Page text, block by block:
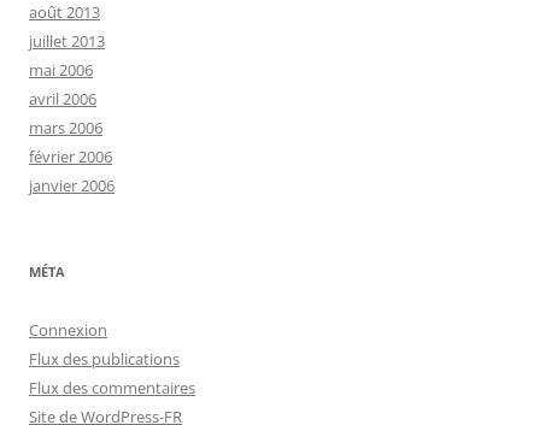
août 2013
juillet 2013
mai 2006
avril 2006
mars 2006
février 2006
janvier 2006
MÉTA
Connexion
Flux des publications
Flux des commentaires
Site de WordPress-FR